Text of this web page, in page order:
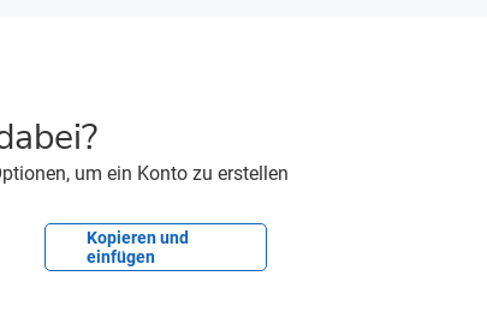
um ein Konto zu erstellen
Kopieren und
einfügen
Lebenslauf einfügen